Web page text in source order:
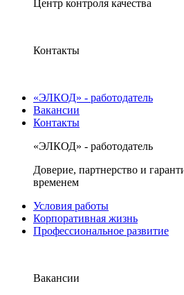
Центр контроля качества
Контакты
«ЭЛКОД» - работодатель
Вакансии
Контакты
«ЭЛКОД» - работодатель
Доверие, партнерство и
временем
Условия работы
Корпоративная жизнь
Профессиональное развитие
Вакансии